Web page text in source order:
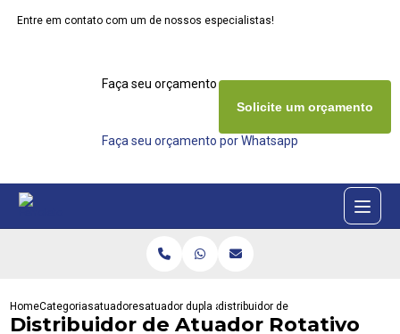
Entre em contato com um de nossos especialistas!
Faça seu orçamento agora mesmo
Faça seu orçamento por Whatsapp
Solicite um orçamento
HomeCategoriasatuadoresatuador dupla acaodistribuidor de atuador rotativo
Distribuidor de Atuador Rotativo